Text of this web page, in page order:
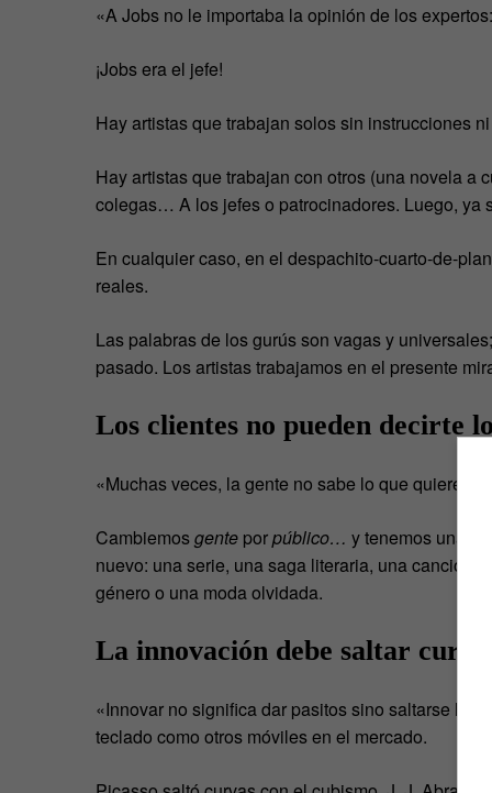
«A Jobs no le importaba la opinión de los
¡Jobs era el jefe!
Hay artistas que trabajan solos sin instrucciones
Hay artistas que trabajan con otros (una novela
colegas… A los jefes o patrocinadores. Luego, ya
En cualquier caso, en el despachito-cuarto-de-
reales.
Las palabras de los gurús son vagas y
pasado. Los artistas trabajamos en el presente
Los clientes no pueden decirte
«Muchas veces, la gente no sabe lo que quiere
Cambiemosgente porpúblico… y tenemos una
nuevo: una serie, una saga literaria, una canción
género o una moda olvidada.
La innovación debe saltar curvas
«Innovar no significa dar pasitos sino saltarse las
teclado como otros móviles en el mercado.